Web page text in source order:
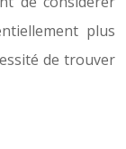
plus
de trouver